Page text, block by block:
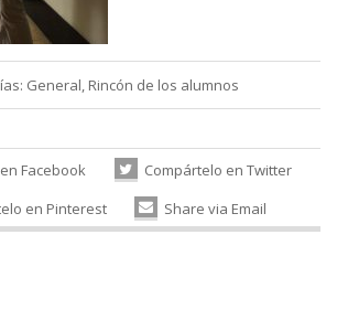
General, Rincón de los alumnos
Facebook
Compártelo en Twitter
en Pinterest
Share via Email